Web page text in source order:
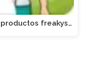
freakys…